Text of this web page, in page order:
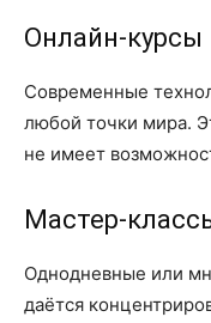
Онлайн-курсы
Современные
любой точки мира.
не имеет
Мастер-
Однодневные или
даётся